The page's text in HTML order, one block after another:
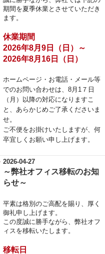
期間を夏季休業とさせていただき
ます。
休業期間
2026年8月9 日（日）～
2026年8月16日（日）
ホームページ・お電話・メール等
でのお問い合わせは、8月1７日
（月）以降の対応になりますこ
と、あらかじめご了承くださいま
せ。
ご不便をお掛けいたしますが、何
卒宜しくお願い申し上げます。
2026-04-27
～弊社オフィス移転のお知
らせ～
平素は格別のご高配を賜り、厚く
御礼申し上げます。
この度誠に勝手ながら、弊社オフ
ィスを移転いたします。
移転日